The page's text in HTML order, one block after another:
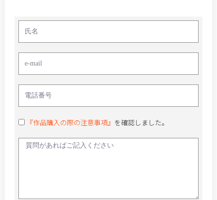
『作品購入の際の注意事項』 を確認しました。